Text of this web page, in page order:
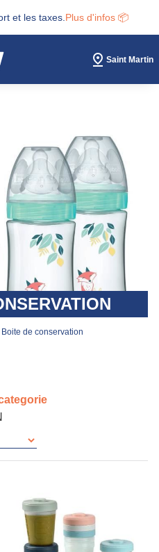
et les taxes. Plus d'infos 📦
Saint Martin
boite de conservation